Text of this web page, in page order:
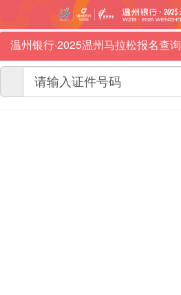
温州银行·2025温州马拉松报名查询